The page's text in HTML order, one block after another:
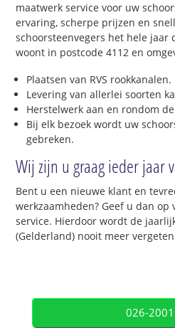
maatwerk service voor uw
ervaring, scherpe prijzen en
schoorsteenvegers het hele jaar
woont in postcode 4112 en
Plaatsen van RVS rookkanalen.
Levering van allerlei soorten
Herstelwerk aan en rondom
Bij elk bezoek wordt uw
gebreken.
Wij zijn u graag ieder jaar
Bent u een nieuwe klant en
werkzaamheden? Geef u dan
service. Hierdoor wordt de
(Gelderland) nooit meer
026-